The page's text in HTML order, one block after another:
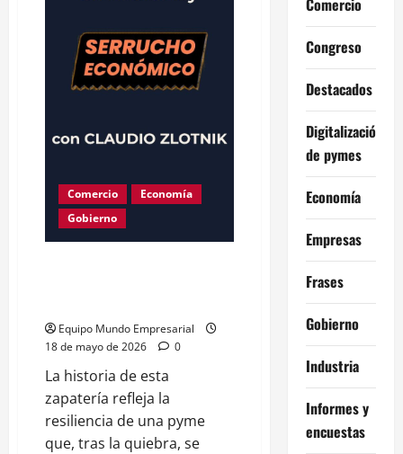
Macri
en
términos
de
política
Comercio
Economía
Gobierno
Equipo Mundo Empresarial
18 de mayo de 2026
0
La historia de esta
zapatería refleja la
resiliencia de una pyme
que, tras la quiebra, se
Congreso
Destacados
Digitalización
de pymes
Economía
Empresas
Frases
Gobierno
Industria
Informes y
encuestas